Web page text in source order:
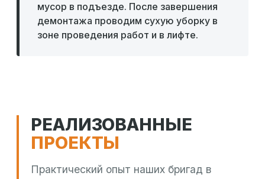
мусор в подъезде. После завершения
демонтажа проводим сухую уборку в
зоне проведения работ и в лифте.
РЕАЛИЗОВАННЫЕ
ПРОЕКТЫ
Практический опыт наших бригад в